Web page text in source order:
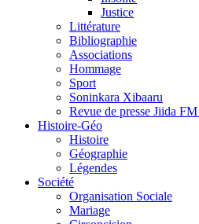
Justice
Littérature
Bibliographie
Associations
Hommage
Sport
Soninkara Xibaaru
Revue de presse Jiida
Histoire-Géo
Histoire
Géographie
Légendes
Société
Organisation Sociale
Mariage